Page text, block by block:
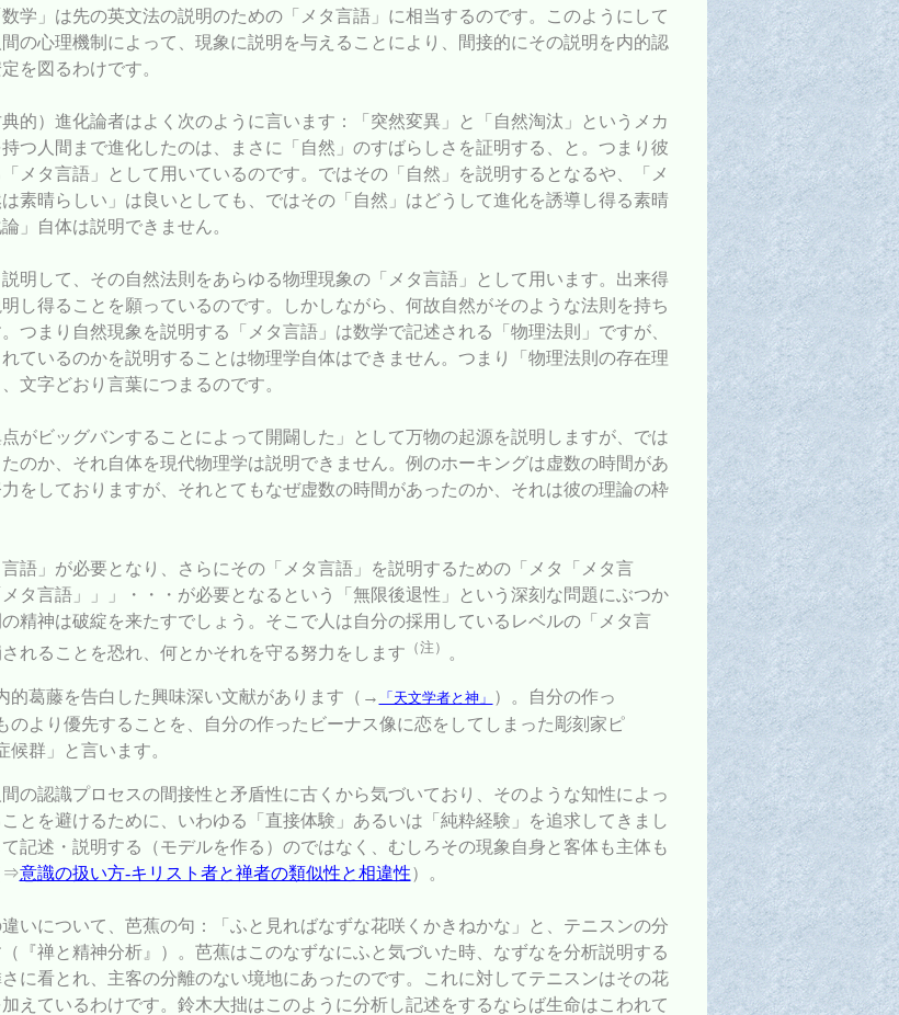
学」は先の英文法の説明のための「メタ言語」に相当するのです。このようにして
の心理機制によって、現象に説明を与えることにより、間接的にその説明を内的認
を図るわけです。
的）進化論者はよく次のように言います：「突然変異」と「自然淘汰」というメカ
つ人間まで進化したのは、まさに「自然」のすばらしさを証明する、と。つまり彼
メタ言語」として用いているのです。ではその「自然」を説明するとなるや、「メ
素晴らしい」は良いとしても、ではその「自然」はどうして進化を誘導し得る素晴
」自体は説明できません。
明して、その自然法則をあらゆる物理現象の「メタ言語」として用います。出来得
し得ることを願っているのです。しかしながら、何故自然がそのような法則を持ち
つまり自然現象を説明する「メタ言語」は数学で記述される「物理法則」ですが、
ているのかを説明することは物理学自体はできません。つまり「物理法則の存在理
文字どおり言葉につまるのです。
がビッグバンすることによって開闢した」として万物の起源を説明しますが、では
のか、それ自体を現代物理学は説明できません。例のホーキングは虚数の時間があ
をしておりますが、それとてもなぜ虚数の時間があったのか、それは彼の理論の枠
語」が必要となり、さらにその「メタ言語」を説明するための「メタ「メタ言
タ言語」」」・・・が必要となるという「無限後退性」という深刻な問題にぶつか
精神は破綻を来たすでしょう。そこで人は自分の採用しているレベルの「メタ言
れることを恐れ、何とかそれを守る努力をします （注） 。
的葛藤を告白した興味深い文献があります（→ 「天文学者と神」 ）。自分の作っ
のより優先することを、自分の作ったビーナス像に恋をしてしまった彫刻家ピ
群」と言います。
の認識プロセスの間接性と矛盾性に古くから気づいており、そのような知性によっ
とを避けるために、いわゆる「直接体験」あるいは「純粋経験」を追求してきまし
記述・説明する（モデルを作る）のではなく、むしろその現象自身と客体も主体も
⇒意識の扱い方-キリスト者と禅者の類似性と相違性）。
いについて、芭蕉の句：「ふと見ればなずな花咲くかきねかな」と、テニスンの分
『禅と精神分析』）。芭蕉はこのなずなにふと気づいた時、なずなを分析説明する
に看とれ、主客の分離のない境地にあったのです。これに対してテニスンはその花
えているわけです。鈴木大拙はこのように分析し記述をするならば生命はこわれて